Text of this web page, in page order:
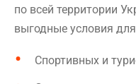
по всей территории
выгодные условия
Спортивных и